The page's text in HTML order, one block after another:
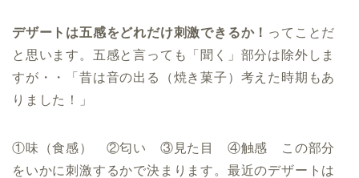
デザートは五感をどれだけ刺激できるか！ ってことだ
と思います。五感と言っても「聞く」部分は除外しま
すが・・「昔は音の出る（焼き菓子）考えた時期もあ
りました！」
①味（食感） ②匂い ③見た目 ④触感 この部分
をいかに刺激するかで決まります。最近のデザートは